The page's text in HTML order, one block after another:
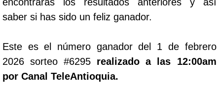
saber si has sido un feliz ganador.
Este es el número ganador del 1 de febrero
2026 sorteo #6295 realizado a las 12:00am
por Canal TeleAntioquia.